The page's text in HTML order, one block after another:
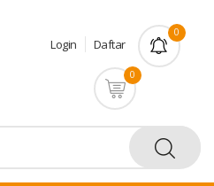
Login Daftar
0
0